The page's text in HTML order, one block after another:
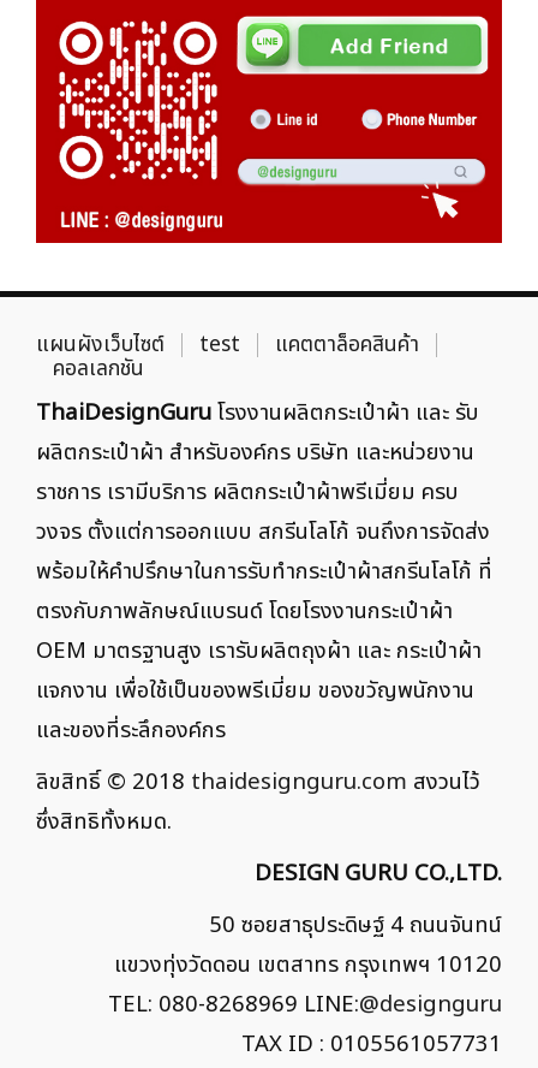
แผนผังเว็บไซต์ test แคตตาล็อคสินค้า
คอลเลกชัน
ThaiDesignGuruโรงงานผลิตกระเป๋าผ้า และ รับ
ผลิตกระเป๋าผ้า สำหรับองค์กร บริษัท และหน่วยงาน
ราชการ เรามีบริการ ผลิตกระเป๋าผ้าพรีเมี่ยม ครบ
วงจร ตั้งแต่การออกแบบ สกรีนโลโก้ จนถึงการจัดส่ง
พร้อมให้คำปรึกษาในการรับทำกระเป๋าผ้าสกรีนโลโก้ ที่
ตรงกับภาพลักษณ์แบรนด์ โดยโรงงานกระเป๋าผ้า
OEM มาตรฐานสูง เรารับผลิตถุงผ้า และ กระเป๋าผ้า
แจกงาน เพื่อใช้เป็นของพรีเมี่ยม ของขวัญพนักงาน
และของที่ระลึกองค์กร
ลิขสิทธิ์ © 2018 thaidesignguru.com สงวนไว้
ซึ่งสิทธิทั้งหมด.
DESIGN GURU CO.,LTD.
50 ซอยสาธุประดิษฐ์ 4 ถนนจันทน์
แขวงทุ่งวัดดอน เขตสาทร กรุงเทพฯ 10120
TEL: 080-8268969 LINE:@designguru
TAX ID : 0105561057731